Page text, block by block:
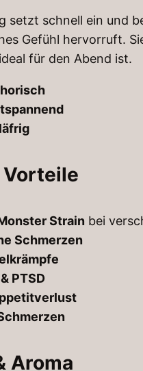
0
0
€
setzt schnell ein und
Gefühl hervorruft.
für den Abend ist.
Strain bei
Schmerzen
PTSD
Aroma